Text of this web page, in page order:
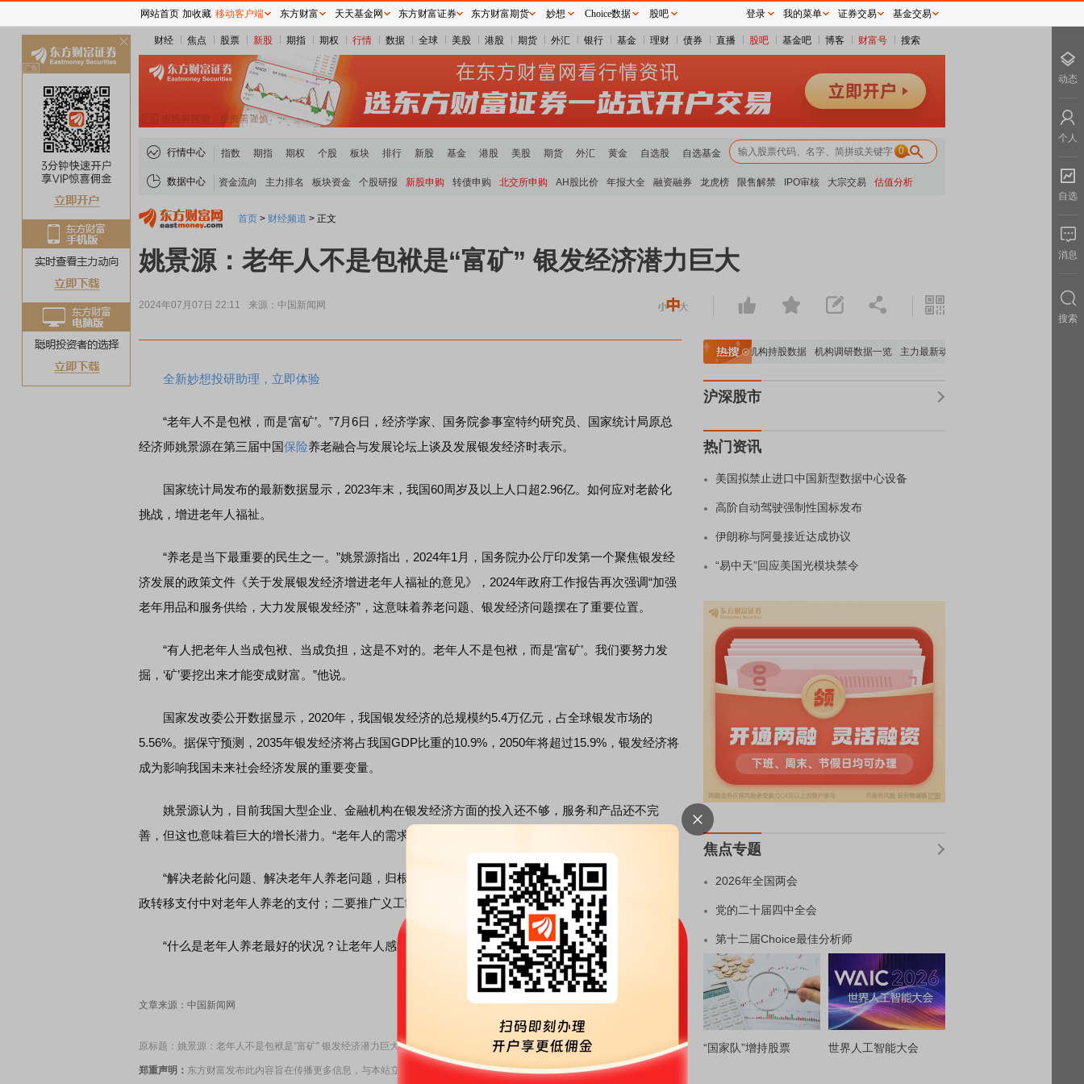
财经 焦点 股票 新股 期指 期权 行情 数据 全球 美股 港股 期货 外汇 银行 基金 理财 债券 直播 股吧 基金吧 博客 财富号 搜索
行情中心 指数 期指 期权 个股 板块 排行 新股 基金 港股 美股 期货 外汇 黄金 自选股 自选基金 0
数据中心 资金流向 主力排名 板块资金 个股研报 新股申购 转债申购 北交所申购 AH股比价 年报大全 融资融券 龙虎榜 限售解禁 IPO审核 大宗交易 估值分析
首页 > 财经频道 > 正文
姚景源：老年人不是包袱是“富矿” 银发经济潜力巨大
2024年07月07日 22:11 来源：中国新闻网
全新妙想投研助理，立即体验
“老年人不是包袱，而是‘富矿’。”7月6日，经济学家、国务院参事室特约研究员、国家统计局原总
经济师姚景源在第三届中国保险养老融合与发展论坛上谈及发展银发经济时表示。
国家统计局发布的最新数据显示，2023年末，我国60周岁及以上人口超2.96亿。如何应对老龄化
挑战，增进老年人福祉。
“养老是当下最重要的民生之一。”姚景源指出，2024年1月，国务院办公厅印发第一个聚焦银发经
济发展的政策文件《关于发展银发经济增进老年人福祉的意见》，2024年政府工作报告再次强调“加强
老年用品和服务供给，大力发展银发经济”，这意味着养老问题、银发经济问题摆在了重要位置。
“有人把老年人当成包袱、当成负担，这是不对的。老年人不是包袱，而是‘富矿’。我们要努力发
掘，‘矿’要挖出来才能变成财富。”他说。
国家发改委公开数据显示，2020年，我国银发经济的总规模约5.4万亿元，占全球银发市场的
5.56%。据保守预测，2035年银发经济将占我国GDP比重的10.9%，2050年将超过15.9%，银发经济将
成为影响我国未来社会经济发展的重要变量。
姚景源认为，目前我国大型企业、金融机构在银发经济方面的投入还不够，服务和产品还不完
善，但这也意味着巨大的增长潜力。“老年人的需求是多元的、有差异性的，也是不断升级的。”
“解决老龄化问题、解决老年人养老问题，归根结底第一位是让老年人有钱。”他建议，一要加大财
政转移支付中对老年人养老的支付；二要推广义工制度，让年轻人加入到养老事业中。
“什么是老年人养老最好的状况？让老年人感觉到处处充满爱就是最佳的养老状况。”他说。(完)
文章来源：中国新闻网
原标题：姚景源：老年人不是包袱是“富矿” 银发经济潜力巨大
郑重声明： 东方财富发布此内容旨在传播更多信息，与本站立场无关，不构成投资建议。据此操作，风险自担。
A股估值分析全览 重要机构持股数据 机构调研数据一览 主力最新动向
沪深股市
热门资讯
美国拟禁止进口中国新型数据中心设备
高阶自动驾驶强制性国标发布
伊朗称与阿曼接近达成协议
“易中天”回应美国光模块禁令
焦点专题
2026年全国两会
党的二十届四中全会
第十二届Choice最佳分析师
“国家队”增持股票 世界人工智能大会
网站首页 加收藏 移动客户端 东方财富 天天基金网 东方财富证券 东方财富期货 妙想 Choice数据 股吧 登录 我的菜单 证券交易 基金交易
动态
个人
自选
消息
搜索
关